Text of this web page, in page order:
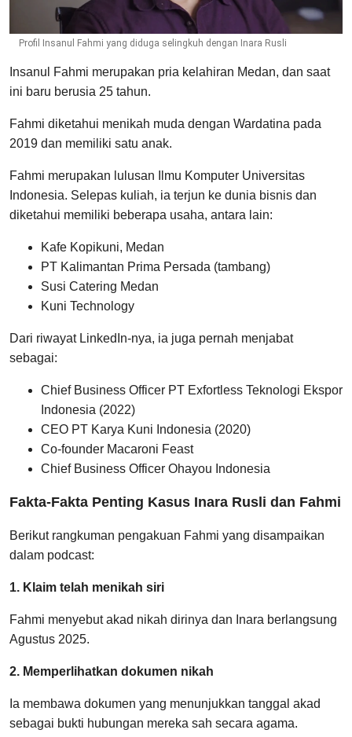
Profil Insanul Fahmi yang diduga selingkuh dengan Inara Rusli
Insanul Fahmi merupakan pria kelahiran Medan, dan saat
ini baru berusia 25 tahun.
Fahmi diketahui menikah muda dengan Wardatina pada
2019 dan memiliki satu anak.
Fahmi merupakan lulusan Ilmu Komputer Universitas
Indonesia. Selepas kuliah, ia terjun ke dunia bisnis dan
diketahui memiliki beberapa usaha, antara lain:
Kafe Kopikuni, Medan
PT Kalimantan Prima Persada (tambang)
Susi Catering Medan
Kuni Technology
Dari riwayat LinkedIn-nya, ia juga pernah menjabat
sebagai:
Chief Business Officer PT Exfortless Teknologi Ekspor
Indonesia (2022)
CEO PT Karya Kuni Indonesia (2020)
Co-founder Macaroni Feast
Chief Business Officer Ohayou Indonesia
Fakta-Fakta Penting Kasus Inara Rusli dan Fahmi
Berikut rangkuman pengakuan Fahmi yang disampaikan
dalam podcast:
1. Klaim telah menikah siri
Fahmi menyebut akad nikah dirinya dan Inara berlangsung
Agustus 2025.
2. Memperlihatkan dokumen nikah
Ia membawa dokumen yang menunjukkan tanggal akad
sebagai bukti hubungan mereka sah secara agama.